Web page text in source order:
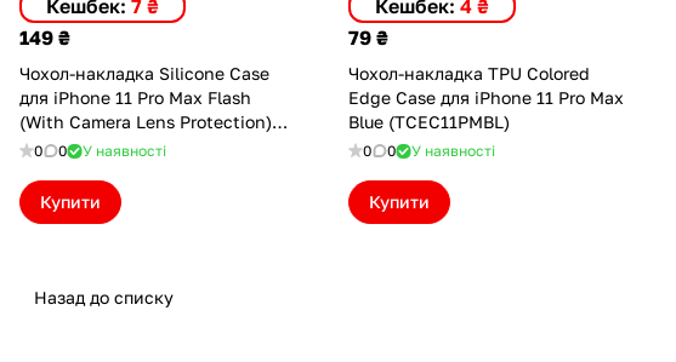
Кешбек: 7 ₴
149 ₴
Чохол-накладка Silicone Case
для iPhone 11 Pro Max Flash
(With Camera Lens Protection)
(ASC11PMFLSH)
0 0 У наявності
Купити
Кешбек:4 ₴
79 ₴
Чохол-накладка TPU Colored
Edge Case для iPhone 11 Pro Max
Blue (TCEС11PMBL)
0 0 У наявності
Купити
Назад до списку